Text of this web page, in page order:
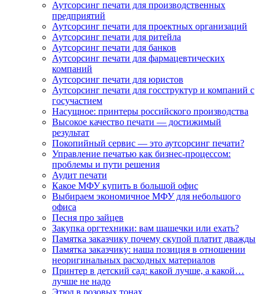
Аутсорсинг печати для производственных
предприятий
Аутсорсинг печати для проектных организаций
Аутсорсинг печати для ритейла
Аутсорсинг печати для банков
Аутсорсинг печати для фармацевтических
компаний
Аутсорсинг печати для юристов
Аутсорсинг печати для госструктур и компаний с
госучастием
Насущное: принтеры российского производства
Высокое качество печати — достижимый
результат
Покопийный сервис — это аутсорсинг печати?
Управление печатью как бизнес-процессом:
проблемы и пути решения
Аудит печати
Какое МФУ купить в большой офис
Выбираем экономичное МФУ для небольшого
офиса
Песня про зайцев
Закупка оргтехники: вам шашечки или ехать?
Памятка заказчику почему скупой платит дважды
Памятка заказчику: наша позиция в отношении
неоригинальных расходных материалов
Принтер в детский сад: какой лучше, а какой…
лучше не надо
Этюд в розовых тонах